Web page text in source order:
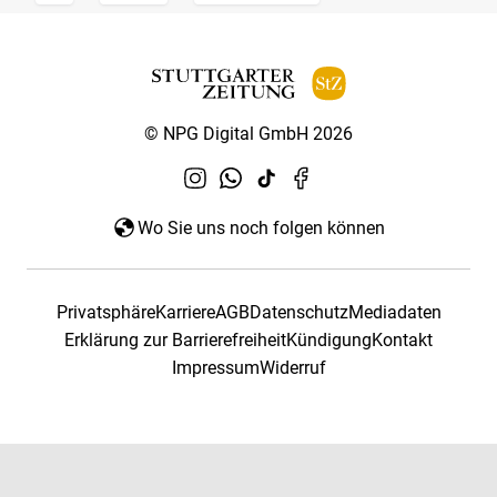
© NPG Digital GmbH 2026
Wo Sie uns noch folgen können
PrivatsphäreKarriereAGBDatenschutzMediadaten
Erklärung zur BarrierefreiheitKündigungKontakt
ImpressumWiderruf